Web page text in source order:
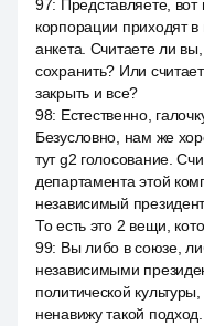
97: Представляете,
корпорации приходят
анкета. Считаете ли
сохранить? Или
закрыть и все?
98: Естественно,
Безусловно, нам же
тут g2 голосование.
департамента этой
независимый
То есть это 2 вещи,
99: Вы либо в союзе,
независимыми
политической
ненавижу такой